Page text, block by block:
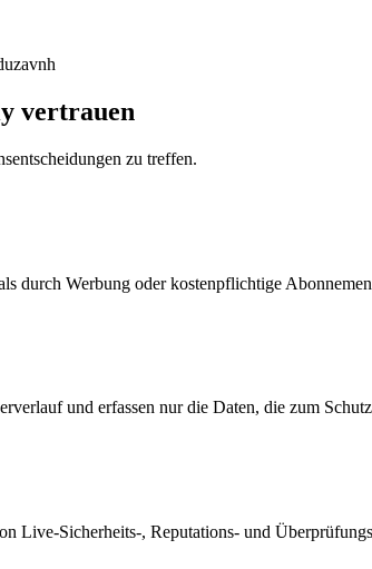
vertrauen
zu treffen.
durch Werbung oder kostenpflichtige
und erfassen nur die Daten, die zum
Live-Sicherheits-, Reputations- und